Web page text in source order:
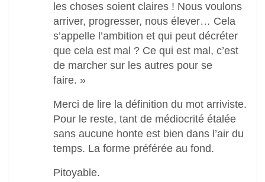
les choses soient claires ! Nous voulons
arriver, progresser, nous élever… Cela
s’appelle l’ambition et qui peut décréter
que cela est mal ? Ce qui est mal, c’est
de marcher sur les autres pour se
faire. »
Merci de lire la définition du mot arriviste.
Pour le reste, tant de médiocrité étalée
sans aucune honte est bien dans l’air du
temps. La forme préférée au fond.
Pitoyable.